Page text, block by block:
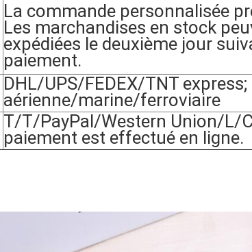
La commande personnalisée
Les marchandises en stock
expédiées le deuxième jour
paiement.
DHL/UPS/FEDEX/TNT
aérienne/marine/ferroviaire
T/T/PayPal/Western Union/L/
paiement est effectué en ligne.